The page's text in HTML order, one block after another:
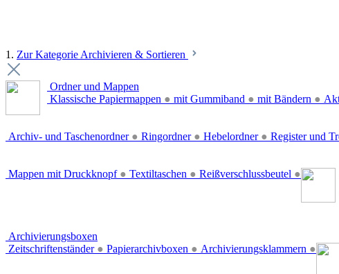
1. Zur Kategorie Archivieren & Sortieren
Ordner und Mappen
Klassische Papiermappen ● mit Gummiband ● mit Bändern ●
Archiv- und Taschenordner ● Ringordner ● Hebelordner ● Register und
Mappen mit Druckknopf ● Textiltaschen ● Reißverschlussbeutel ●
Archivierungsboxen
Zeitschriftenständer ● Papierarchivboxen ● Archivierungsklammern ●